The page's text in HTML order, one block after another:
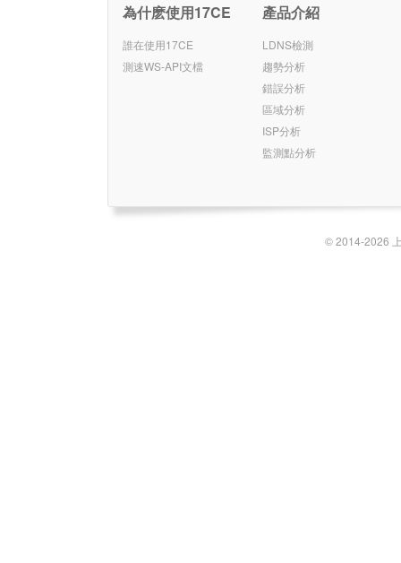
為什麽使用17CE
誰在使用17CE
測速WS-API文檔
產品介紹
LDNS檢測
趨勢分析
錯誤分析
區域分析
ISP分析
監測點分析
© 2014-2026